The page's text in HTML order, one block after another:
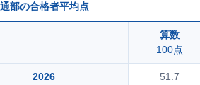
部の合格者平均点
算数
100点
2026 51.7